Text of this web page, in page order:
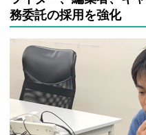
務委託の採用を強化